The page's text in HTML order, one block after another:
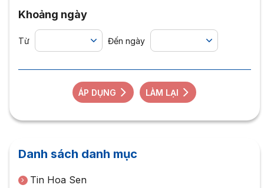
Khoảng ngày
Từ Đến ngày
ÁP DỤNG LÀM LẠI
Danh sách danh mục
Tin Hoa Sen